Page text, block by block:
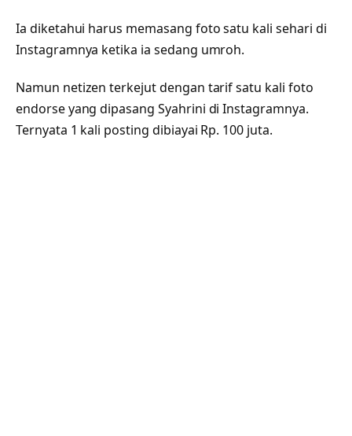
Ia diketahui harus memasang foto satu kali sehari di
Instagramnya ketika ia sedang umroh.
Namun netizen terkejut dengan tarif satu kali foto
endorse yang dipasang Syahrini di Instagramnya.
Ternyata 1 kali posting dibiayai Rp. 100 juta.